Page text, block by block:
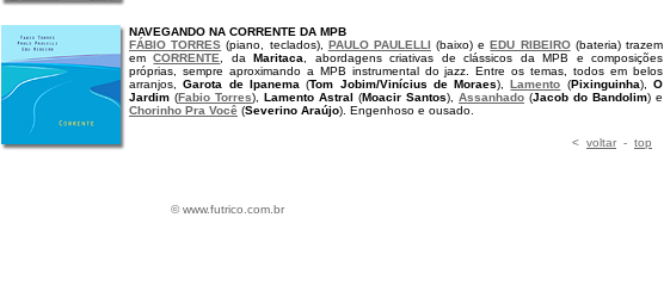
NAVEGANDO NA CORRENTE DA MPB
FÁBIO TORRES (piano, teclados), PAULO PAULELLI (baixo) eEDU RIBEIRO(bateria) trazem
emCORRENTE , daMaritaca
, abordagens criativas de clássicos da MPB e composições
próprias, sempre aproximando a MPB instrumental do jazz. Entre os temas, todos em belos
arranjos,Garota de Ipanema (Tom Jobim/Vinícius de Moraes),Lamento (Pixinguinha),O
Jardim (Fabio Torres), Lamento Astral (Moacir Santos), Assanhado (Jacob do Bandolim) e
Chorinho Pra Você (Severino Araújo). Engenhoso e ousado.
< voltar - top
© www.futrico.com.br